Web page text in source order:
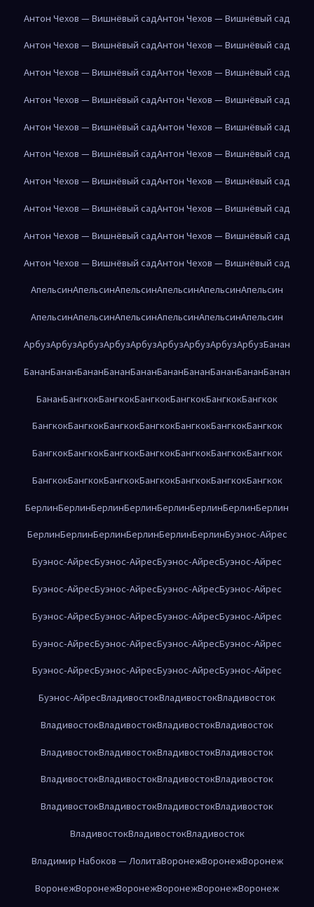
Антон Чехов — Вишнёвый садАнтон Чехов — Вишнёвый сад
Антон Чехов — Вишнёвый садАнтон Чехов — Вишнёвый сад
Антон Чехов — Вишнёвый садАнтон Чехов — Вишнёвый сад
Антон Чехов — Вишнёвый садАнтон Чехов — Вишнёвый сад
Антон Чехов — Вишнёвый садАнтон Чехов — Вишнёвый сад
Антон Чехов — Вишнёвый садАнтон Чехов — Вишнёвый сад
Антон Чехов — Вишнёвый садАнтон Чехов — Вишнёвый сад
Антон Чехов — Вишнёвый садАнтон Чехов — Вишнёвый сад
Антон Чехов — Вишнёвый садАнтон Чехов — Вишнёвый сад
Антон Чехов — Вишнёвый садАнтон Чехов — Вишнёвый сад
АпельсинАпельсинАпельсинАпельсинАпельсинАпельсин
АпельсинАпельсинАпельсинАпельсинАпельсинАпельсин
АрбузАрбузАрбузАрбузАрбузАрбузАрбузАрбузАрбузБанан
БананБананБананБананБананБананБананБананБананБанан
БананБангкокБангкокБангкокБангкокБангкокБангкок
БангкокБангкокБангкокБангкокБангкокБангкокБангкок
БангкокБангкокБангкокБангкокБангкокБангкокБангкок
БангкокБангкокБангкокБангкокБангкокБангкокБангкок
БерлинБерлинБерлинБерлинБерлинБерлинБерлинБерлин
БерлинБерлинБерлинБерлинБерлинБерлинБуэнос-Айрес
Буэнос-АйресБуэнос-АйресБуэнос-АйресБуэнос-Айрес
Буэнос-АйресБуэнос-АйресБуэнос-АйресБуэнос-Айрес
Буэнос-АйресБуэнос-АйресБуэнос-АйресБуэнос-Айрес
Буэнос-АйресБуэнос-АйресБуэнос-АйресБуэнос-Айрес
Буэнос-АйресБуэнос-АйресБуэнос-АйресБуэнос-Айрес
Буэнос-АйресВладивостокВладивостокВладивосток
ВладивостокВладивостокВладивостокВладивосток
ВладивостокВладивостокВладивостокВладивосток
ВладивостокВладивостокВладивостокВладивосток
ВладивостокВладивостокВладивостокВладивосток
ВладивостокВладивостокВладивосток
Владимир Набоков — ЛолитаВоронежВоронежВоронеж
ВоронежВоронежВоронежВоронежВоронежВоронеж